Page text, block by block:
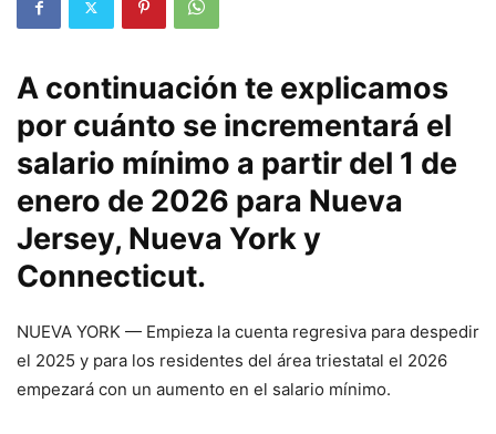
A continuación te explicamos
por cuánto se incrementará el
salario mínimo a partir del 1 de
enero de 2026 para Nueva
Jersey, Nueva York y
Connecticut.
NUEVA YORK — Empieza la cuenta regresiva para despedir
el 2025 y para los residentes del área triestatal el 2026
empezará con un aumento en el salario mínimo.